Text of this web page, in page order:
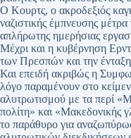
Ο Κουρτς, ο ακροδεξιός
ναζιστικής έμπνευσης
απλήρωτης ημερήσιας
Μέχρι και η κυβέρνηση
των Πρεσπών και την
Και επειδή ακριβώς η
λόγο παραμένουν στο
αλυτρωτισμού με τα περί
πολίτη» και «Μακεδονικής
το παράθυρο για